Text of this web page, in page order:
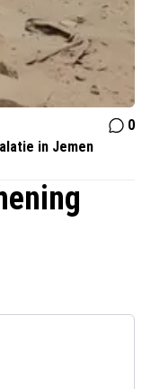
0
in Jemen